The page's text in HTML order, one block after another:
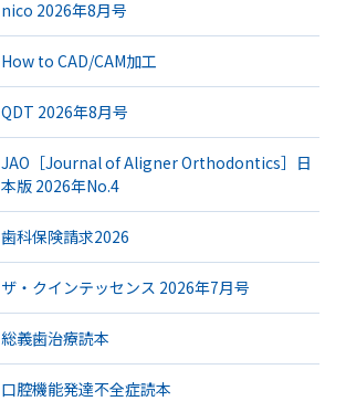
nico 2026年8月号
How to CAD/CAM加工
QDT 2026年8月号
JAO［Journal of Aligner Orthodontics］日
本版 2026年No.4
歯科保険請求2026
ザ・クインテッセンス 2026年7月号
総義歯治療読本
口腔機能発達不全症読本